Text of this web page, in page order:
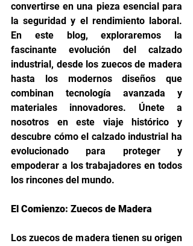
convertirse en una pieza esencial para
la seguridad y el rendimiento laboral.
En este blog, exploraremos la
fascinante evolución del calzado
industrial, desde los zuecos de madera
hasta los modernos diseños que
combinan tecnología avanzada y
materiales innovadores. Únete a
nosotros en este viaje histórico y
descubre cómo el calzado industrial ha
evolucionado para proteger y
empoderar a los trabajadores en todos
los rincones del mundo.
El Comienzo: Zuecos de Madera
Los zuecos de madera tienen su origen